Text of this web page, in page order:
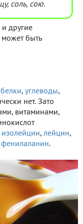
соль, сою.
и другие
может быть
белки, углеводы,
нет. Зато
витаминами,
изолейцин, лейцин,
фенилаланин.